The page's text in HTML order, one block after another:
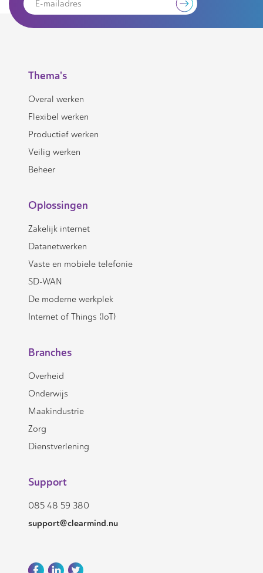
Thema's
Overal werken
Flexibel werken
Productief werken
Veilig werken
Beheer
Oplossingen
Zakelijk internet
Datanetwerken
Vaste en mobiele telefonie
SD-WAN
De moderne werkplek
Internet of Things (IoT)
Branches
Overheid
Onderwijs
Maakindustrie
Zorg
Dienstverlening
Support
085 48 59 380
support@clearmind.nu